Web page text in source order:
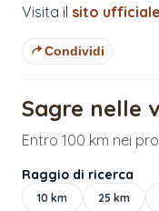
Visita il sito ufficiale
Condividi
Sagre nelle
Entro 100 km nei
Raggio di ricerca
10 km 25 km